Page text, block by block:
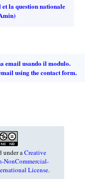
la question nationale
email usando il modulo.
using the contact form.
under aCreative
NonCommercial-
License.